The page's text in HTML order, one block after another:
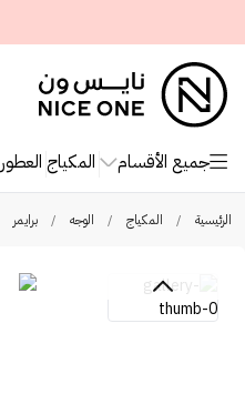
جميع الأقسام المكياج العطور
الرئيسية / المكياج / الوجه / برايمر